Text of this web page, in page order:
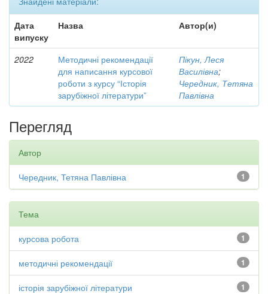
Дата
випуску
Назва Автор(и)
2022
Методичні рекомендації
для написання курсової
роботи з курсу “Історія
зарубіжної літератури”
Пікун, Леся
Василівна;
Чередник, Тетяна
Павлівна
Перегляд
Автор
1
Чередник, Тетяна Павлівна
Тема
1
курсова робота
1
методичні рекомендації
1
історія зарубіжної літератури